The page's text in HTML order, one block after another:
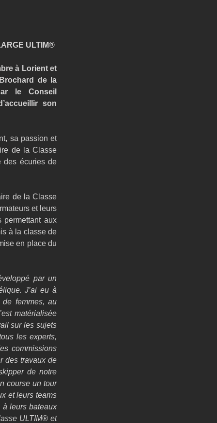
ULTIM®
à Lorient et
de la
le Conseil
son
sa passion et
de la Classe
des écuries de
de la Classe
et leurs
permettant aux
à la classe de
en place du
par un
J’ai eu à
de femmes, au
matérialisée
sur les sujets
les experts,
commissions
des travaux de
de notre
course un tour
et leurs teams
leurs bateaux
ULTIM® et